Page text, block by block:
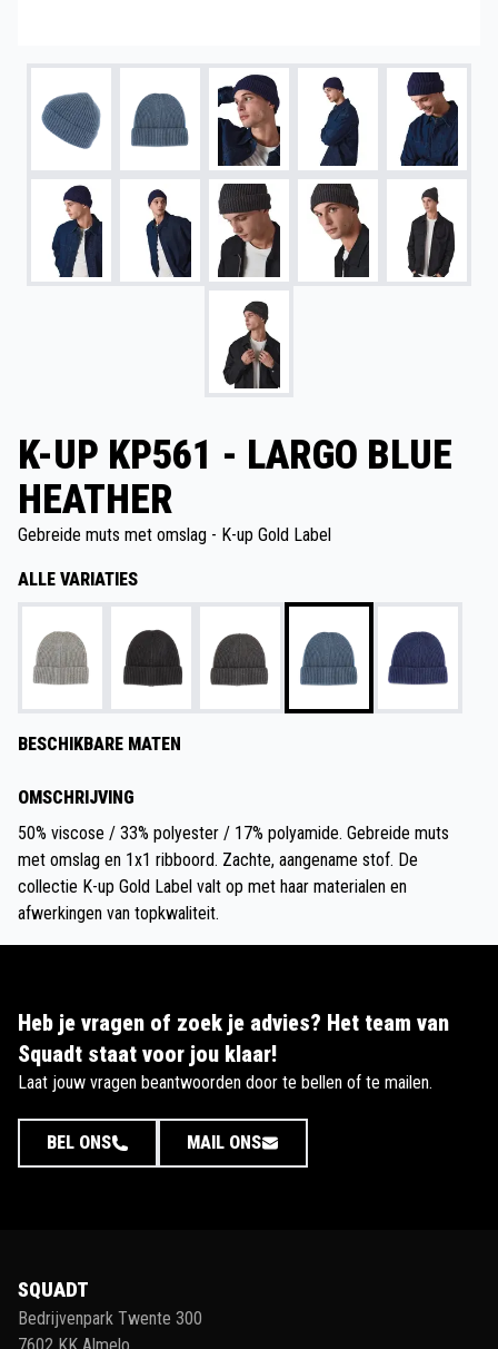
K-UP KP561 - LARGO BLUE
HEATHER
Gebreide muts met omslag - K-up Gold Label
ALLE VARIATIES
BESCHIKBARE MATEN
OMSCHRIJVING
50% viscose / 33% polyester / 17% polyamide. Gebreide muts
met omslag en 1x1 ribboord. Zachte, aangename stof. De
collectie K-up Gold Label valt op met haar materialen en
afwerkingen van topkwaliteit.
Heb je vragen of zoek je advies? Het team van
Squadt staat voor jou klaar!
Laat jouw vragen beantwoorden door te bellen of te mailen.
BEL ONS MAIL ONS
SQUADT
Bedrijvenpark Twente 300